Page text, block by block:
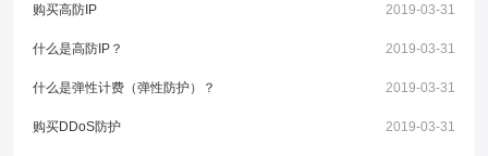
购买高防IP 2019-03-31
什么是高防IP？ 2019-03-31
什么是弹性计费（弹性防护）？ 2019-03-31
购买DDoS防护 2019-03-31